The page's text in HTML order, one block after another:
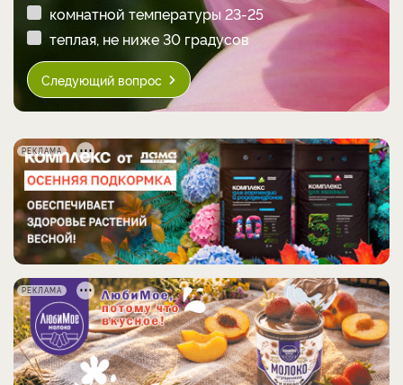
комнатной температуры 23-25
теплая, не ниже 30 градусов
Следующий вопрос
РЕКЛАМА
РЕКЛАМА